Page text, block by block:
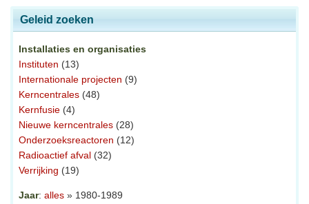
Geleid zoeken
Installaties en organisaties
Instituten (13)
Internationale projecten (9)
Kerncentrales (48)
Kernfusie (4)
Nieuwe kerncentrales (28)
Onderzoeksreactoren (12)
Radioactief afval (32)
Verrijking (19)
Jaar: alles » 1980-1989